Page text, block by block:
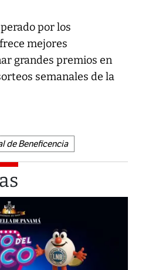
por los
mejores
grandes premios en
semanales de la
de Beneficencia